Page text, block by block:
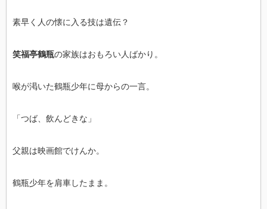
素早く人の懐に入る技は遺伝？
笑福亭鶴瓶の家族はおもろい人ばかり。
喉が渇いた鶴瓶少年に母からの一言。
「つば、飲んどきな」
父親は映画館でけんか。
鶴瓶少年を肩車したまま。